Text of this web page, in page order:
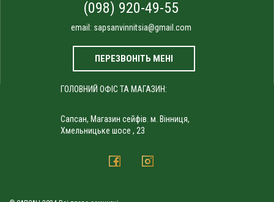
(098) 920-49-55
email: sapsanvinnitsia@gmail.com
ПЕРЕЗВОНІТЬ МЕНІ
ГОЛОВНИЙ ОФІС ТА МАГАЗИН:
Сапсан, Магазин сейфів. м. Вінниця,
Хмельницьке шосе , 23